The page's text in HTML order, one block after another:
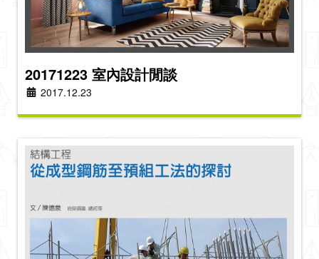
20171223 室內設計閒談
2017.12.23